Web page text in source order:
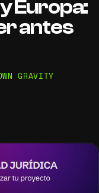
Europa:
antes
GRAVITY